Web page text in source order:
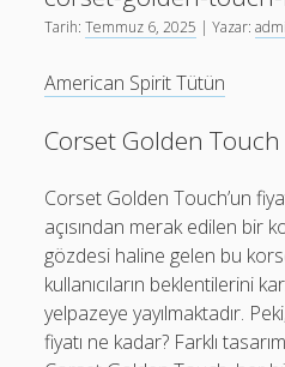
Tarih:Temmuz 6, 2025 | Yazar:
American Spirit Tütün
Corset Golden Touch
Corset Golden Touch’un
açısından merak edilen bir
gözdesi haline gelen bu
kullanıcıların beklentilerini
yelpazeye yayılmaktadır.
fiyatı ne kadar? Farklı